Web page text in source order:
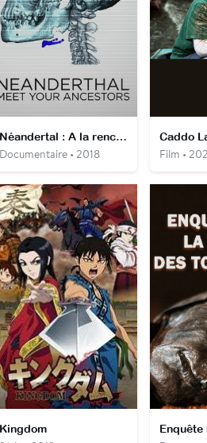
Néandertal : A la rencontre de nos ancêtres
• 2018
Caddo
Film •